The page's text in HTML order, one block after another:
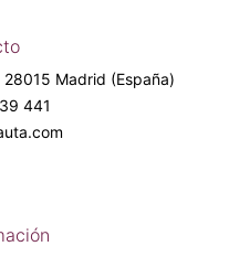
Madrid (España)
441